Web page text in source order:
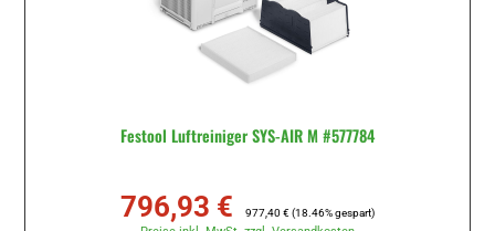
Festool Luftreiniger SYS-AIR M #577784
Verkaufspreis:
796,93 € Regulärer Preis:
977,40 € (18.46% gespart)